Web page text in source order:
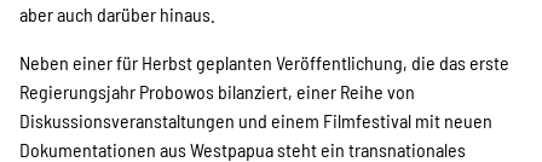
aber auch darüber hinaus.
Neben einer für Herbst geplanten Veröffentlichung, die das erste
Regierungsjahr Probowos bilanziert, einer Reihe von
Diskussionsveranstaltungen und einem Filmfestival mit neuen
Dokumentationen aus Westpapua steht ein transnationales